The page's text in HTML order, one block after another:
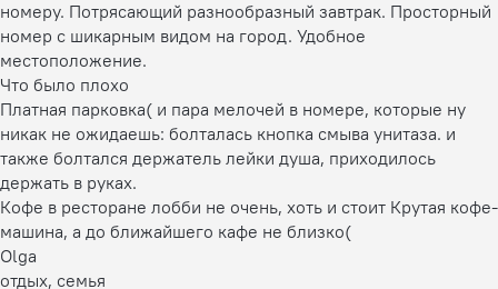
номеру. Потрясающий разнообразный завтрак. Просторный
номер с шикарным видом на город. Удобное
местоположение.
Что было плохо
Платная парковка( и пара мелочей в номере, которые ну
никак не ожидаешь: болталась кнопка смыва унитаза. и
также болтался держатель лейки душа, приходилось
держать в руках.
Кофе в ресторане лобби не очень, хоть и стоит Крутая кофе-
машина, а до ближайшего кафе не близко(
Olga
отдых, семья